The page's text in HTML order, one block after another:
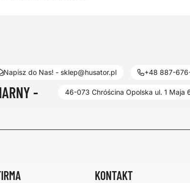
Napisz do Nas! - sklep@husator.pl +48 887-
- 46-073 Chróścina Opolska ul. 1 Maja
KONTAKT